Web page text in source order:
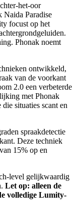
het-oor
Naida Paradise
focust op het
Phonak noemt
ontwikkeld,
van de voorkant
2.0 een verbeterde
met Phonak
situaties scant en
spraakdetectie
Deze techniek
15% op en
level gelijkwaardig
Let op: alleen de
volledige Lumity-